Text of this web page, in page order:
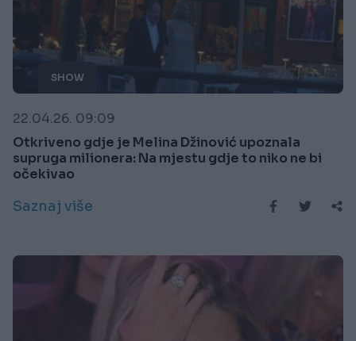
SHOW
22.04.26. 09:09
Otkriveno gdje je Melina Džinović upoznala
supruga milionera: Na mjestu gdje to niko ne bi
očekivao
Saznaj više